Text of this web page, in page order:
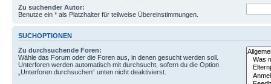
Zu suchender Autor:
Benutze ein * als Platzhalter für teilweise Übereinstimmungen.
SUCHOPTIONEN
Zu durchsuchende Foren:
Wähle das Forum oder die Foren aus, in denen gesucht werden soll.
Unterforen werden automatisch mit durchsucht, sofern du die Option
„Unterforen durchsuchen“ unten nicht deaktivierst.